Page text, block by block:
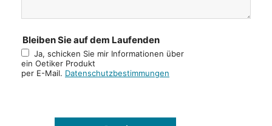
Bleiben Sie auf dem Laufenden
Ja, schicken Sie mir Informationen über
ein Oetiker Produkt
per E-Mail. Datenschutzbestimmungen